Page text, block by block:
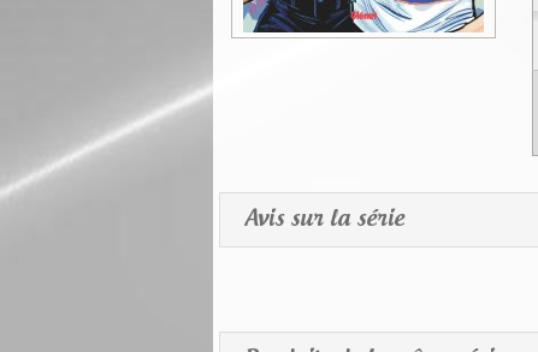
Avis sur la série